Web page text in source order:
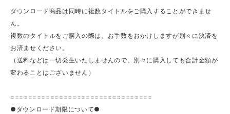
ダウンロード商品は同時に複数タイトルをご購入することができませ
ん。
複数のタイトルをご購入の際は、お手数をおかけしますが別々に決済を
お済ませください。
（送料などは一切発生いたしませんので、別々に購入しても合計金額が
変わることはございません）
================================
●ダウンロード期限について●